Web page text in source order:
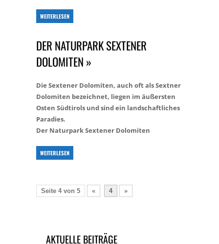
WEITERLESEN
DER NATURPARK SEXTENER
DOLOMITEN »
Die Sextener Dolomiten, auch oft als Sextner
Dolomiten bezeichnet, liegen im äußersten
Osten Südtirols und sind ein landschaftliches
Paradies.
Der Naturpark Sextener Dolomiten
WEITERLESEN
Seite 4 von 5 « 4 »
AKTUELLE BEITRÄGE